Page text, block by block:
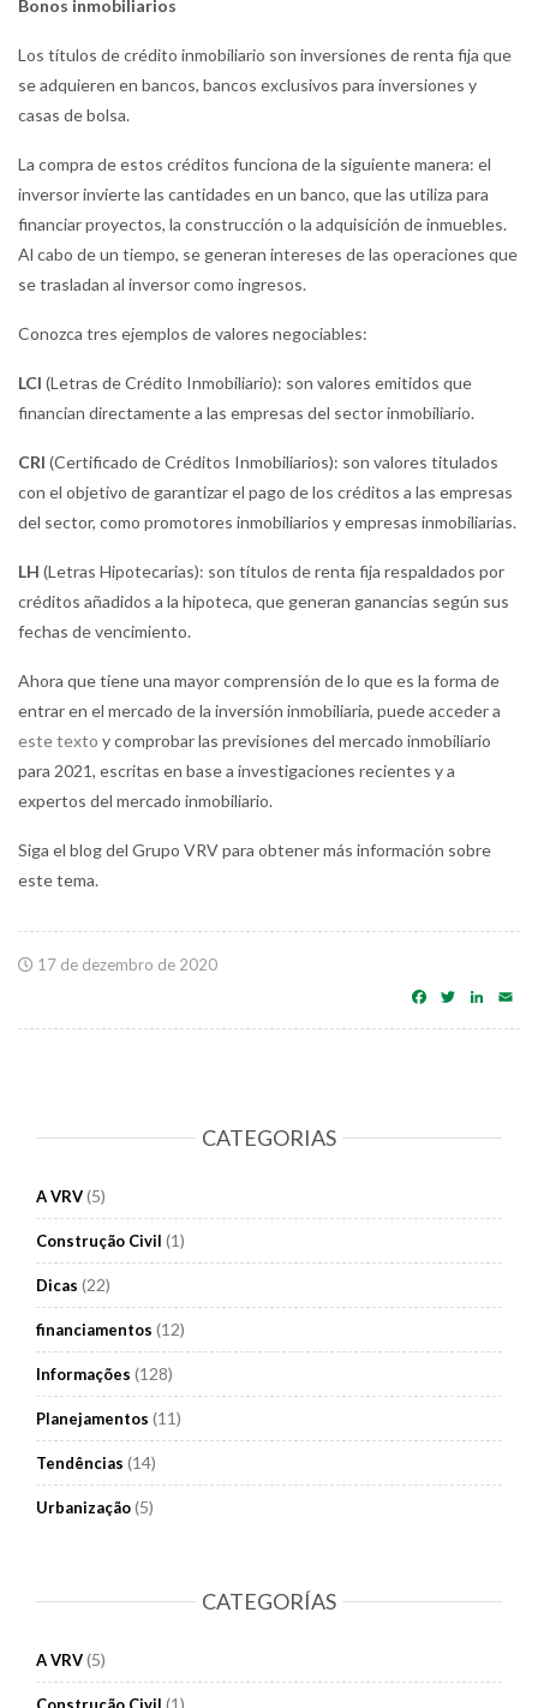
Bonos inmobiliarios
Los títulos de crédito inmobiliario son inversiones de renta fija que
se adquieren en bancos, bancos exclusivos para inversiones y
casas de bolsa.
La compra de estos créditos funciona de la siguiente manera: el
inversor invierte las cantidades en un banco, que las utiliza para
financiar proyectos, la construcción o la adquisición de inmuebles.
Al cabo de un tiempo, se generan intereses de las operaciones que
se trasladan al inversor como ingresos.
Conozca tres ejemplos de valores negociables:
LCI (Letras de Crédito Inmobiliario): son valores emitidos que
financian directamente a las empresas del sector inmobiliario.
CRI (Certificado de Créditos Inmobiliarios): son valores titulados
con el objetivo de garantizar el pago de los créditos a las empresas
del sector, como promotores inmobiliarios y empresas inmobiliarias.
LH (Letras Hipotecarias): son títulos de renta fija respaldados por
créditos añadidos a la hipoteca, que generan ganancias según sus
fechas de vencimiento.
Ahora que tiene una mayor comprensión de lo que es la forma de
entrar en el mercado de la inversión inmobiliaria, puede acceder a
este texto y comprobar las previsiones del mercado inmobiliario
para 2021, escritas en base a investigaciones recientes y a
expertos del mercado inmobiliario.
Siga el blog del Grupo VRV para obtener más información sobre
este tema.
17 de dezembro de 2020
Facebook
Twitter
CATEGORIAS
A VRV(5)
Construção Civil (1)
Dicas (22)
financiamentos (12)
Informações (128)
Planejamentos (11)
Tendências (14)
Urbanização(5)
CATEGORÍAS
A VRV(5)
Construção Civil (1)